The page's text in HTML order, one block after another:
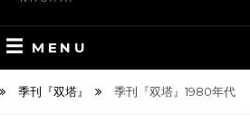
MENU
季刊『双塔』 季刊『双塔』1980年代